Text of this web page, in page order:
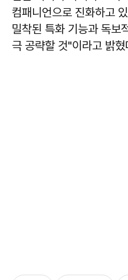
컴패니언으로 진화하고
밀착된 특화 기능과 독보
극 공략할 것"이라고 밝혔